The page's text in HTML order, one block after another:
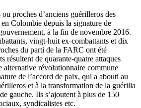
proches d’anciens guérilleros des
Colombie depuis la signature de
à la fin de novembre 2016.
vingt-huit ex-combattants et dix
du parti de la FARC ont été
résultent de quarante-quatre attaques
alternative révolutionnaire commune
de l’accord de paix, qui a abouti au
et à la transformation de la guérilla
gauche. Ils s’ajoutent à plus de 150
syndicalistes etc.